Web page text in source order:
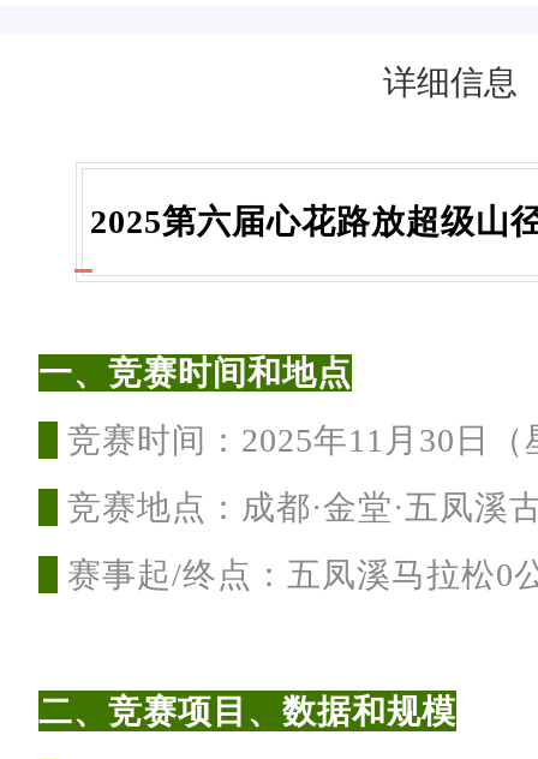
详细信息
2025第六届心花路放超级山
一、竞赛时间和地点
竞赛时间：2025年11月30日（
竞赛地点：成都·金堂·五凤溪
赛事起/终点：五凤溪马拉松0
二、竞赛项目、数据和规模